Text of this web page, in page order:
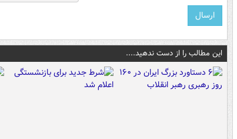
این مطالب را از دست ندهید....